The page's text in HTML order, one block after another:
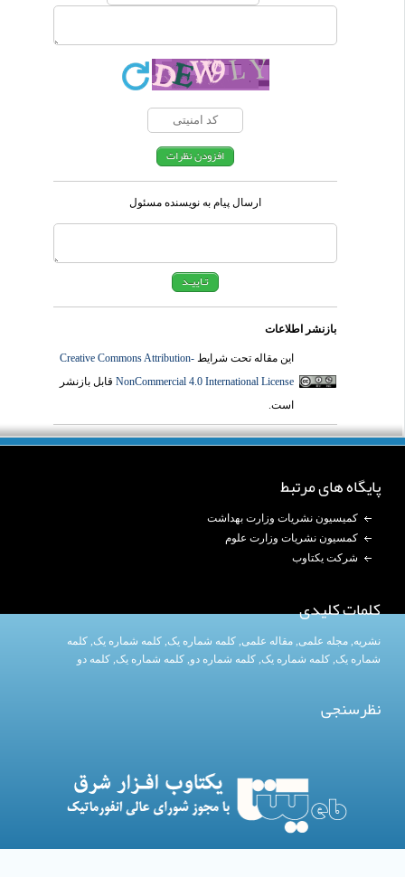
ارسال پیام به نویسنده مسئول
بازنشر اطلاعات
این مقاله تحت شرایطCreative Commons Attribution-
NonCommercial 4.0 International Licenseقابل بازنشر
است.
پایگاه های مرتبط
کمیسیون نشریات وزارت بهداشت
کمسیون نشریات وزارت علوم
شرکت یکتاوب
کلمات کلیدی
نشریه,مجله علمی,مقاله علمی,کلمه شماره یک, کلمه شماره یک,کلمه
شماره یک,کلمه شماره یک, کلمه شماره دو,کلمه شماره یک,کلمه دو
نظرسنجی